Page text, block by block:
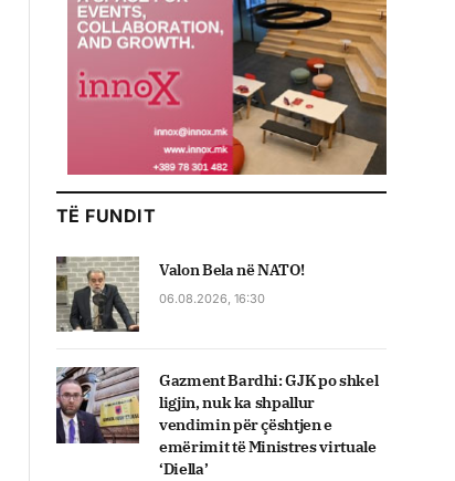
TË FUNDIT
Valon Bela në NATO!
06.08.2026, 16:30
Gazment Bardhi: GJK po shkel
ligjin, nuk ka shpallur
vendimin për çështjen e
emërimit të Ministres virtuale
‘Diella’